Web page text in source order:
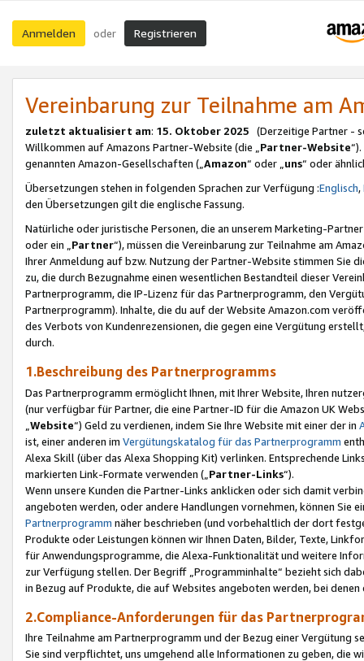
Anmelden oder Registrieren
Vereinbarung zur Teilnahme am
zuletzt aktualisiert am: 15. Oktober 2025 (Derzeitige Partner -
Willkommen auf Amazons Partner-Website (die „Partner-Website
genannten Amazon-Gesellschaften („Amazon“ oder „uns“ oder
Übersetzungen stehen in folgenden Sprachen zur Verfügung :Englisch,
den Übersetzungen gilt die englische Fassung.
Natürliche oder juristische Personen, die an unserem Marketing-
oder ein „Partner“), müssen die Vereinbarung zur Teilnahme am
Ihrer Anmeldung auf bzw. Nutzung der Partner-Website stimmen Sie
zu, die durch Bezugnahme einen wesentlichen Bestandteil dieser
Partnerprogramm, die IP-Lizenz für das Partnerprogramm, den
Partnerprogramm). Inhalte, die du auf der Website Amazon.com
des Verbots von Kundenrezensionen, die gegen eine Vergütung
durch.
1.Beschreibung des Partnerprogramms
Das Partnerprogramm ermöglicht Ihnen, mit Ihrer Website, Ihren
(nur verfügbar für Partner, die eine Partner-ID für die Amazon UK
Website“) Geld zu verdienen, indem Sie Ihre Website mit einer der in
ist, einer anderen im Vergütungskatalog für das Partnerprogramm
Alexa Skill (über das Alexa Shopping Kit) verlinken. Entsprechende
markierten Link-Formate verwenden („ Partner-Links“).
Wenn unsere Kunden die Partner-Links anklicken oder sich damit
angeboten werden, oder andere Handlungen vornehmen, können Sie
Partnerprogramm näher beschrieben (und vorbehaltlich der dort
Produkte oder Leistungen können wir Ihnen Daten, Bilder, Texte,
für Anwendungsprogramme, die Alexa-Funktionalität und weitere
zur Verfügung stellen. Der Begriff „Programminhalte“ bezieht sich
in Bezug auf Produkte, die auf Websites angeboten werden, bei
2.Compliance-Anforderungen für das
Ihre Teilnahme am Partnerprogramm und der Bezug einer Vergütung
Sie sind verpflichtet, uns umgehend alle Informationen zu geben, die